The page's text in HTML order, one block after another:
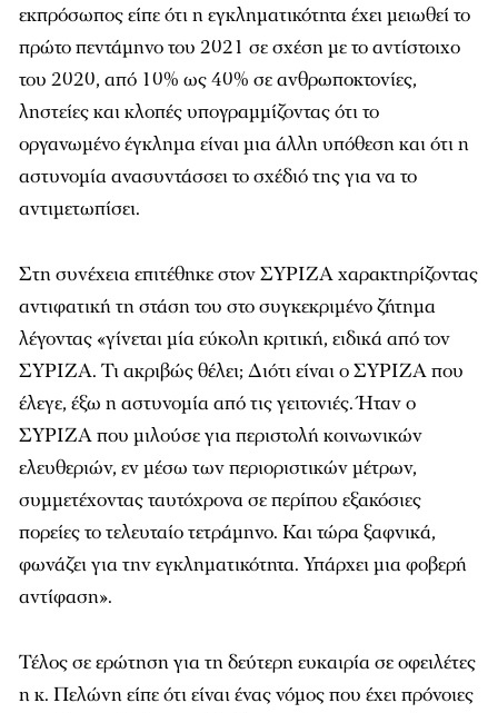
εκπρόσωπος είπε ότι η εγκληματικότητα έχει μειωθεί το
πρώτο πεντάμηνο του 2021 σε σχέση με το αντίστοιχο
του 2020, από 10% ως 40% σε ανθρωποκτονίες,
ληστείες και κλοπές υπογραμμίζοντας ότι το
οργανωμένο έγκλημα είναι μια άλλη υπόθεση και ότι η
αστυνομία ανασυντάσσει το σχέδιό της για να το
αντιμετωπίσει.
Στη συνέχεια επιτέθηκε στον ΣΥΡΙΖΑ χαρακτηρίζοντας
αντιφατική τη στάση του στο συγκεκριμένο ζήτημα
λέγοντας «γίνεται μία εύκολη κριτική, ειδικά από τον
ΣΥΡΙΖΑ. Τι ακριβώς θέλει; Διότι είναι ο ΣΥΡΙΖΑ που
έλεγε, έξω η αστυνομία από τις γειτονιές. Ήταν ο
ΣΥΡΙΖΑ που μιλούσε για περιστολή κοινωνικών
ελευθεριών, εν μέσω των περιοριστικών μέτρων,
συμμετέχοντας ταυτόχρονα σε περίπου εξακόσιες
πορείες το τελευταίο τετράμηνο. Και τώρα ξαφνικά,
φωνάζει για την εγκληματικότητα. Υπάρχει μια φοβερή
αντίφαση».
Τέλος σε ερώτηση για τη δεύτερη ευκαιρία σε οφειλέτες
η κ. Πελώνη είπε ότι είναι ένας νόμος που έχει πρόνοιες